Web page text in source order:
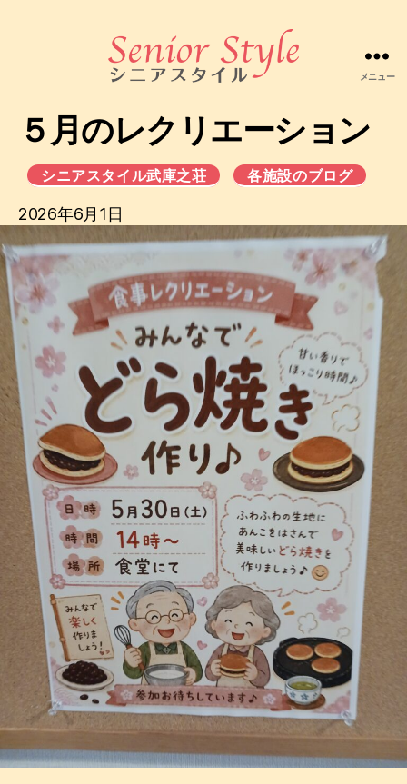
式
会
シ
ニ
ス
イ
ル
メニュー
５月のレクリエーション
シニアスタイル武庫之荘 各施設のブログ
2026年6月1日